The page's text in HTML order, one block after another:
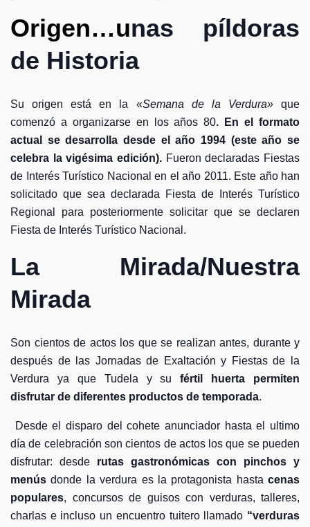
Origen…unas píldoras
de Historia
Su origen está en la «Semana de la Verdura»que
comenzó a organizarse en los años 80. En el formato
actual se desarrolla desde el año 1994 (este año se
celebra la vigésima edición). Fueron declaradas Fiestas
de Interés Turístico Nacional en el año 2011. Este año han
solicitado que sea declarada Fiesta de Interés Turístico
Regional para posteriormente solicitar que se declaren
Fiesta de Interés Turístico Nacional.
La Mirada/Nuestra
Mirada
Son cientos de actos los que se realizan antes, durante y
después de las Jornadas de Exaltación y Fiestas de la
Verdura ya que Tudela y sufértil huerta permiten
disfrutar de diferentes productos de temporada.
Desde el disparo del cohete anunciador hasta el ultimo
día de celebración son cientos de actos los que se pueden
disfrutar: desde rutas gastronómicas con pinchos y
menús donde la verdura es la protagonista hasta cenas
populares, concursos de guisos con verduras, talleres,
charlas e incluso un encuentro tuitero llamado “verduras